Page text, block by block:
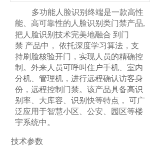
多功能人脸识别终端是一款高性
能、高可靠性的人脸识别类门禁产品,
把人脸识别技术完美地融合 到门
禁 产品中，
依托深度学习算法，支
持刷脸核验开门，实现人员的精确控
制。外来人员可呼叫住户手机、室内
分机、管理机，进行远程确认访客身
份，远程控制门禁。该产品具备高识
别率、大库容、识别快等特点 ，
可广
泛应用于智慧小区、公安、园区等楼
宇系统中。
技术参数